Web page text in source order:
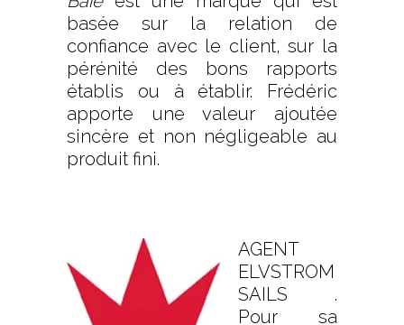
basée sur la relation de
confiance avec le client, sur la
pérénité des bons rapports
établis ou à établir. Frédéric
apporte une valeur ajoutée
sincère et non négligeable au
produit fini.
AGENT
ELVSTROM
SAILS .
Pour sa